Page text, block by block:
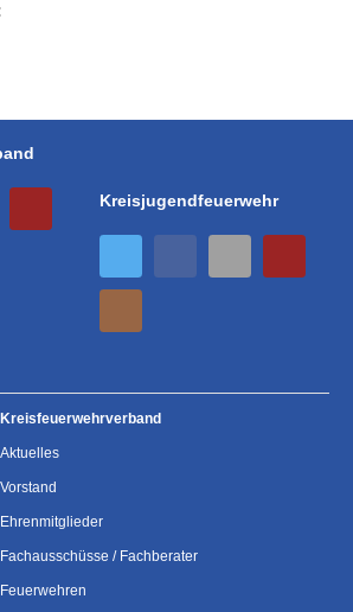
Kreisjugendfeuerwehr
Kreisfeuerwehrverband
Aktuelles
Vorstand
Ehrenmitglieder
Fachausschüsse / Fachberater
Feuerwehren